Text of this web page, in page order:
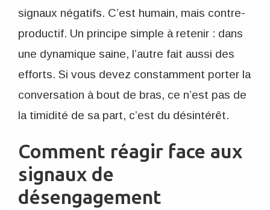
signaux négatifs. C’est humain, mais contre-
productif. Un principe simple à retenir : dans
une dynamique saine, l’autre fait aussi des
efforts. Si vous devez constamment porter la
conversation à bout de bras, ce n’est pas de
la timidité de sa part, c’est du désintérêt.
Comment réagir face aux
signaux de
désengagement